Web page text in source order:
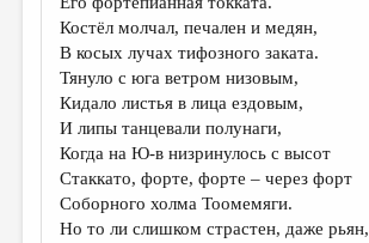
Костёл молчал, печален и медян,
В косых лучах тифозного заката.
Тянуло с юга ветром низовым,
Кидало листья в лица ездовым,
И липы танцевали полунаги,
Когда на Ю-в низринулось с высот
Стаккато, форте, форте – через форт
Соборного холма Тоомемяги.
Но то ли слишком страстен, даже рьян,